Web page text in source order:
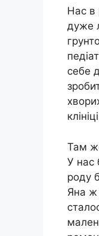
Нас в
дуже
себе
Там
У нас
роду
Яна ж